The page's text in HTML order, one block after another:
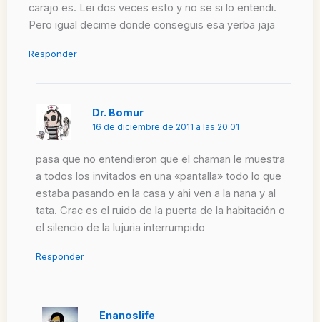
carajo es. Lei dos veces esto y no se si lo entendi.
Pero igual decime donde conseguis esa yerba jaja
Responder
Dr. Bomur
16 de diciembre de 2011 a las 20:01
pasa que no entendieron que el chaman le muestra
a todos los invitados en una «pantalla» todo lo que
estaba pasando en la casa y ahi ven a la nana y al
tata. Crac es el ruido de la puerta de la habitación o
el silencio de la lujuria interrumpido
Responder
Enanoslife